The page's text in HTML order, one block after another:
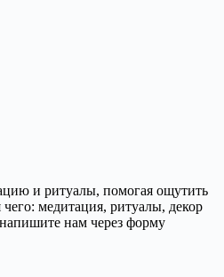
и ритуалы, помогая ощутить
медитация, ритуалы, декор
нам через форму